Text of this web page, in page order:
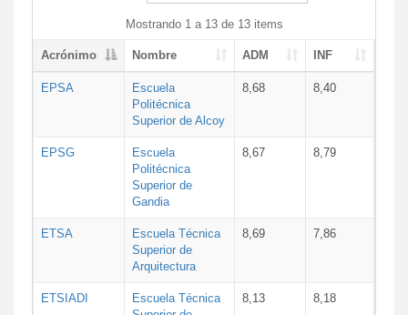
Mostrando 1 a 13 de 13 items
Acrónimo Nombre ADM INF
EPSA
Escuela
Politécnica
Superior de Alcoy
8,68 8,40
EPSG
Escuela
Politécnica
Superior de
Gandia
8,67 8,79
ETSA
Escuela Técnica
Superior de
Arquitectura
8,69 7,86
ETSIADI
Escuela Técnica
8,13 8,18